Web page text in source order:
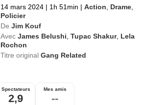
14 mars 2024 | 1h 51min | Action Drame
Policier
De Jim Kouf
Avec James Belushi ,Tupac Shakur, Lela
Rochon
Titre originalGang Related
Spectateurs
2,9
Mes amis
--